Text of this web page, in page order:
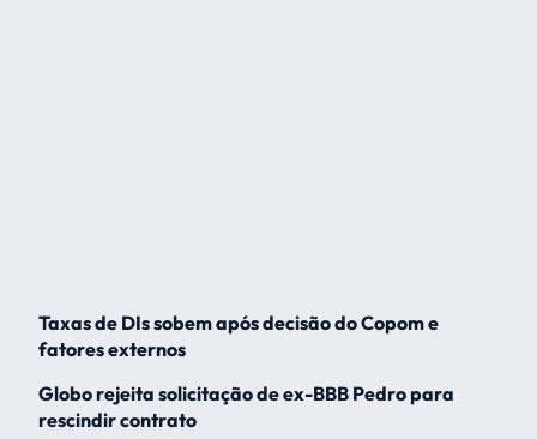
Taxas de DIs sobem após decisão do Copom e
fatores externos
Globo rejeita solicitação de ex-BBB Pedro para
rescindir contrato